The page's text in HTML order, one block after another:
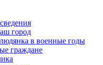
город
в военные годы
граждане